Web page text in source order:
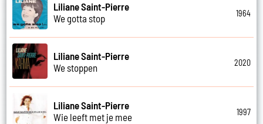
Liliane Saint-Pierre
We gotta stop
1964
Liliane Saint-Pierre
We stoppen
2020
Liliane Saint-Pierre
Wie leeft met je mee
1997